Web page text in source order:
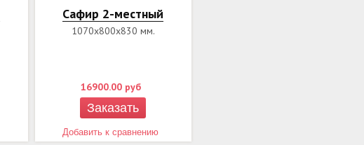
Сафир 2-местный
1070х800х830 мм.
16900.00 руб
Заказать
Добавить к сравнению